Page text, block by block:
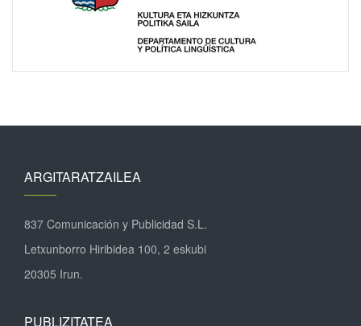
ARGITARATZAILEA
837 Comunicación y Publicidad S.L.
Letxunborro Hiribidea 100, 2 eskubi
20305 Irun.
PUBLIZITATEA